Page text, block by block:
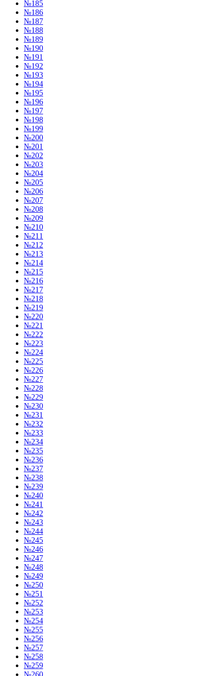
№185
№186
№187
№188
№189
№190
№191
№192
№193
№194
№195
№196
№197
№198
№199
№200
№201
№202
№203
№204
№205
№206
№207
№208
№209
№210
№211
№212
№213
№214
№215
№216
№217
№218
№219
№220
№221
№222
№223
№224
№225
№226
№227
№228
№229
№230
№231
№232
№233
№234
№235
№236
№237
№238
№239
№240
№241
№242
№243
№244
№245
№246
№247
№248
№249
№250
№251
№252
№253
№254
№255
№256
№257
№258
№259
№260